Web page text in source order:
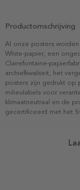
Productomschrijving
Al onze posters
White-papier, een
Clairefontaine-
archiefkwaliteit, het
posters zijn gedrukt op
milieulabels voor
klimaatneutraal en de
gecertificeerd met het